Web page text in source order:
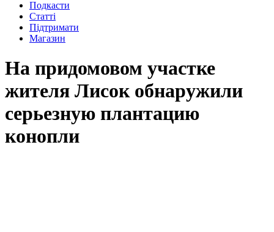
Подкасти
Статті
Підтримати
Магазин
На придомовом участке
жителя Лисок обнаружили
серьезную плантацию
конопли